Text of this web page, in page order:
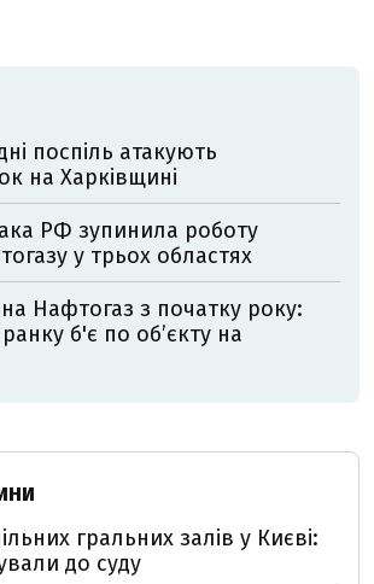
поспіль атакують
на Харківщині
РФ зупинила роботу
у трьох областях
Нафтогаз з початку року:
б'є по об’єкту на
гральних залів у Києві:
до суду